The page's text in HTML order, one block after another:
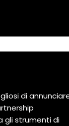
di
gli strumenti di